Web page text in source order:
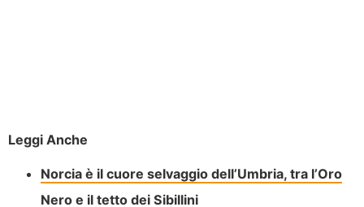
Leggi Anche
Norcia è il cuore selvaggio dell’Umbria, tra l’Oro
Nero e il tetto dei Sibillini